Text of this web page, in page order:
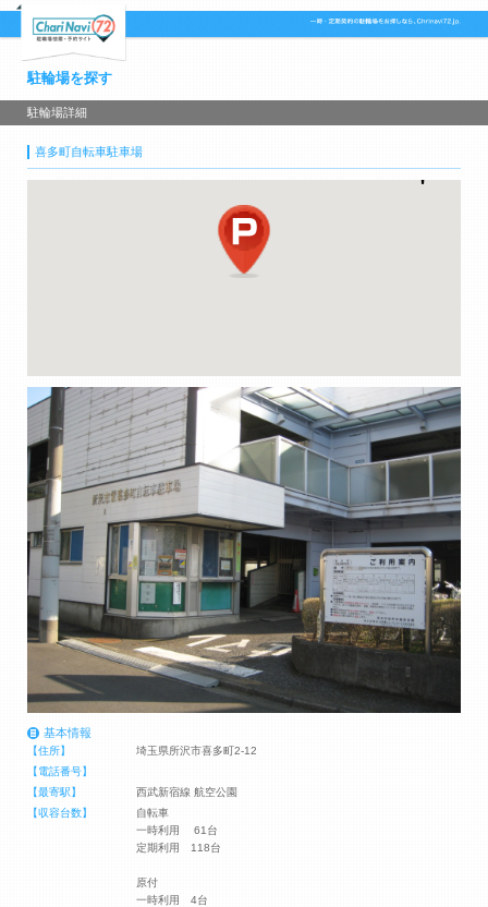
駐輪場を探す
駐輪場詳細
喜多町自転車駐車場
基本情報
【住所】
埼玉県所沢市喜多町2-12
【電話番号】
【最寄駅】
西武新宿線 航空公園
【収容台数】
自転車
一時利用 61台
定期利用 118台
原付
一時利用 4台